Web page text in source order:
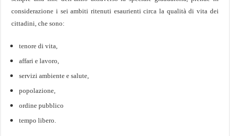
considerazione i sei ambiti ritenuti esaurienti circa la qualità di vita dei
cittadini, che sono:
tenore di vita,
affari e lavoro,
servizi ambiente e salute,
popolazione,
ordine pubblico
tempo libero.